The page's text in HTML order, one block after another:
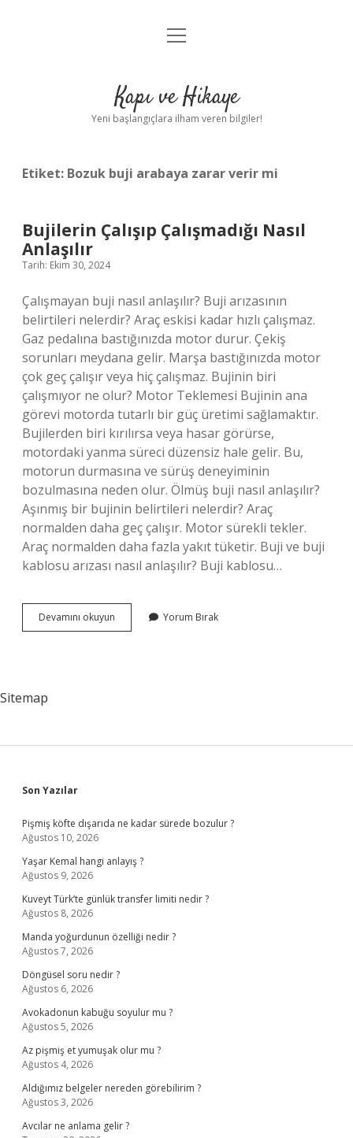
Anasayfa
Yasal Uyarı
menüyü
Kapı ve Hikaye
Yeni başlangıçlara ilham veren bilgiler!
Etiket: Bozuk buji arabaya zarar verir mi
Bujilerin Çalışıp Çalışmadığı Nasıl
Anlaşılır
Tarih: Ekim 30, 2024
Çalışmayan buji nasıl anlaşılır? Buji arızasının
belirtileri nelerdir? Araç eskisi kadar hızlı çalışmaz.
Gaz pedalına bastığınızda motor durur. Çekiş
sorunları meydana gelir. Marşa bastığınızda motor
çok geç çalışır veya hiç çalışmaz. Bujinin biri
çalışmıyor ne olur? Motor Teklemesi Bujinin ana
görevi motorda tutarlı bir güç üretimi sağlamaktır.
Bujilerden biri kırılırsa veya hasar görürse,
motordaki yanma süreci düzensiz hale gelir. Bu,
motorun durmasına ve sürüş deneyiminin
bozulmasına neden olur. Ölmüş buji nasıl anlaşılır?
Aşınmış bir bujinin belirtileri nelerdir? Araç
normalden daha geç çalışır. Motor sürekli tekler.
Araç normalden daha fazla yakıt tüketir. Buji ve buji
kablosu arızası nasıl anlaşılır? Buji kablosu…
Devamını okuyun Bujilerin
Çalışıp
Yorum Bırak
Sitemap
Sidebar
Son Yazılar
Pişmiş köfte dışarıda ne kadar sürede bozulur ?
Ağustos 10, 2026
Yaşar Kemal hangi anlayış ?
Ağustos 9, 2026
Kuveyt Türk’te günlük transfer limiti nedir ?
Ağustos 8, 2026
Manda yoğurdunun özelliği nedir ?
Ağustos 7, 2026
Döngüsel soru nedir ?
Ağustos 6, 2026
Avokadonun kabuğu soyulur mu ?
Ağustos 5, 2026
Az pişmiş et yumuşak olur mu ?
Ağustos 4, 2026
Aldığımız belgeler nereden görebilirim ?
Ağustos 3, 2026
Avcılar ne anlama gelir ?